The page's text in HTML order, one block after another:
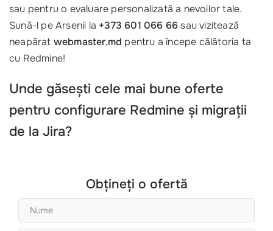
sau pentru o evaluare personalizată a nevoilor tale.
Sună-l pe Arsenii la +373 601 066 66sau vizitează
neapărat webmaster.md pentru a începe călătoria ta
cu Redmine!
Unde găsești cele mai bune oferte
pentru configurare Redmine și migrații
de la Jira?
Obțineți o ofertă